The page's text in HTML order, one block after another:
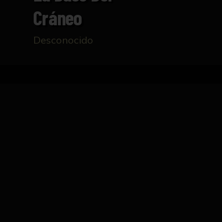
Cráneo
Desconocido